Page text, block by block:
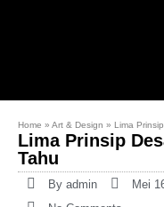
Home » Art & Design » Lima
Lima Prinsip
Tahu
By admin Mei